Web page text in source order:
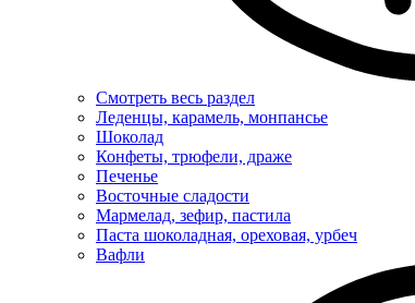
Смотреть весь раздел
Леденцы, карамель, монпансье
Шоколад
Конфеты, трюфели, драже
Печенье
Восточные сладости
Мармелад, зефир, пастила
Паста шоколадная, ореховая, урбеч
Вафли